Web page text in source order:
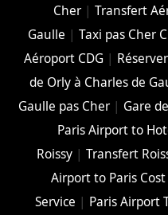
Cher| Transfert
Gaulle |Taxi pas Cher
Aéroport CDG |
de Orly à Charles de
Gaulle pas Cher| Gare
Paris Airport to
Roissy |Transfert
Airport to Paris Cost
Service | Paris Airport